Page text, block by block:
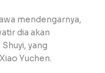
mendengarnya,
dia akan
yang
Yuchen.